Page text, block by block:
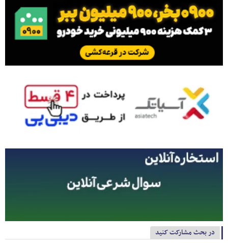
در بحث مشارکت کنید